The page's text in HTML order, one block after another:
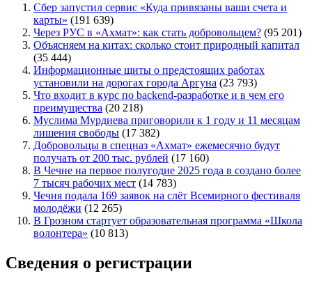
Сбер запустил сервис «Куда привязаны ваши счета и
карты» (191 639)
Через РУС в «Ахмат»: как стать добровольцем? (95 201)
Объясняем на китах: сколько стоит природный капитал
(35 444)
Информационные щиты о предстоящих работах
установили на дорогах города Аргуна (23 793)
Что входит в курс по backend-разработке и в чем его
преимущества (20 218)
Муслима Мурдиева приговорили к 1 году и 11 месяцам
лишения свободы (17 382)
Добровольцы в спецназ «Ахмат» ежемесячно будут
получать от 200 тыс. рублей (17 160)
В Чечне на первое полугодие 2025 года в создано более
7 тысяч рабочих мест (14 783)
Чечня подала 169 заявок на слёт Всемирного фестиваля
молодёжи (12 265)
В Грозном стартует образовательная программа «Школа
волонтера» (10 813)
Сведения о регистрации